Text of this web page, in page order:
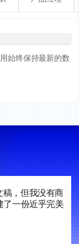
始终保持最新的数
，但我没有商
一份近乎完美